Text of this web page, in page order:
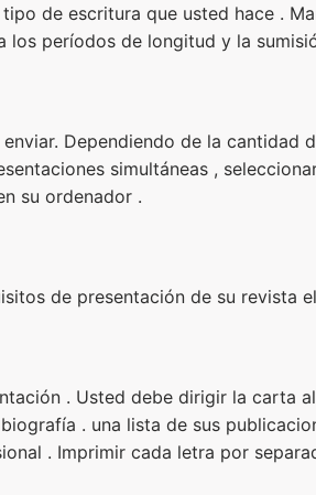
de escritura que usted hace .
períodos de longitud y la
Dependiendo de la cantidad
simultáneas ,
su ordenador .
de presentación de su revista
. Usted debe dirigir la carta
. una lista de sus
. Imprimir cada letra por